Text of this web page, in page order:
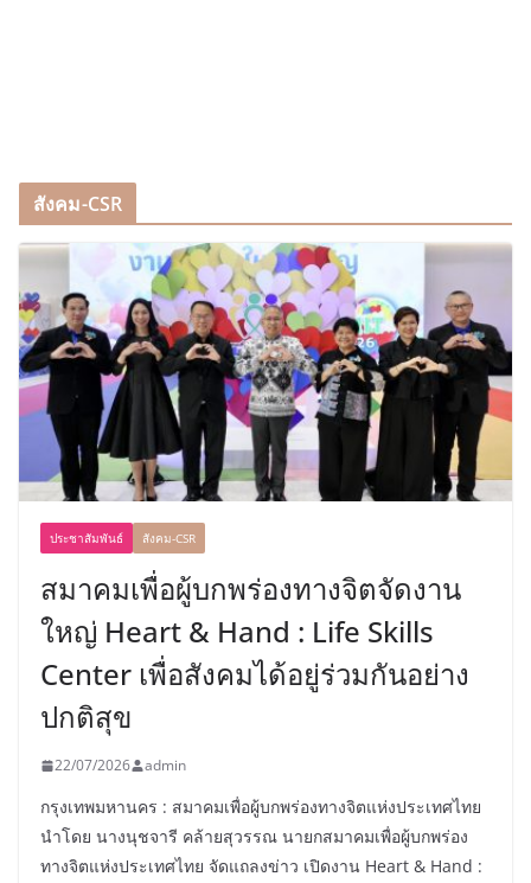
สังคม-CSR
ประชาสัมพันธ์ สังคม-CSR
สมาคมเพื่อผู้บกพร่องทางจิตจัดงาน
ใหญ่ Heart & Hand : Life Skills
Center เพื่อสังคมได้อยู่ร่วมกันอย่าง
ปกติสุข
22/07/2026 admin
กรุงเทพมหานคร : สมาคมเพื่อผู้บกพร่องทางจิตแห่งประเทศไทย
นำโดย นางนุชจารี คล้ายสุวรรณ นายกสมาคมเพื่อผู้บกพร่อง
ทางจิตแห่งประเทศไทย จัดแถลงข่าว เปิดงาน Heart & Hand :